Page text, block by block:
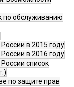
по обслуживанию
в 2015 году
в 2016 году
список
по защите прав